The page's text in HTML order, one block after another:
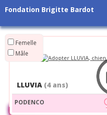
Fondation Brigitte Bardot
Femelle
Mâle
LLUVIA (4 ans)
PODENCO